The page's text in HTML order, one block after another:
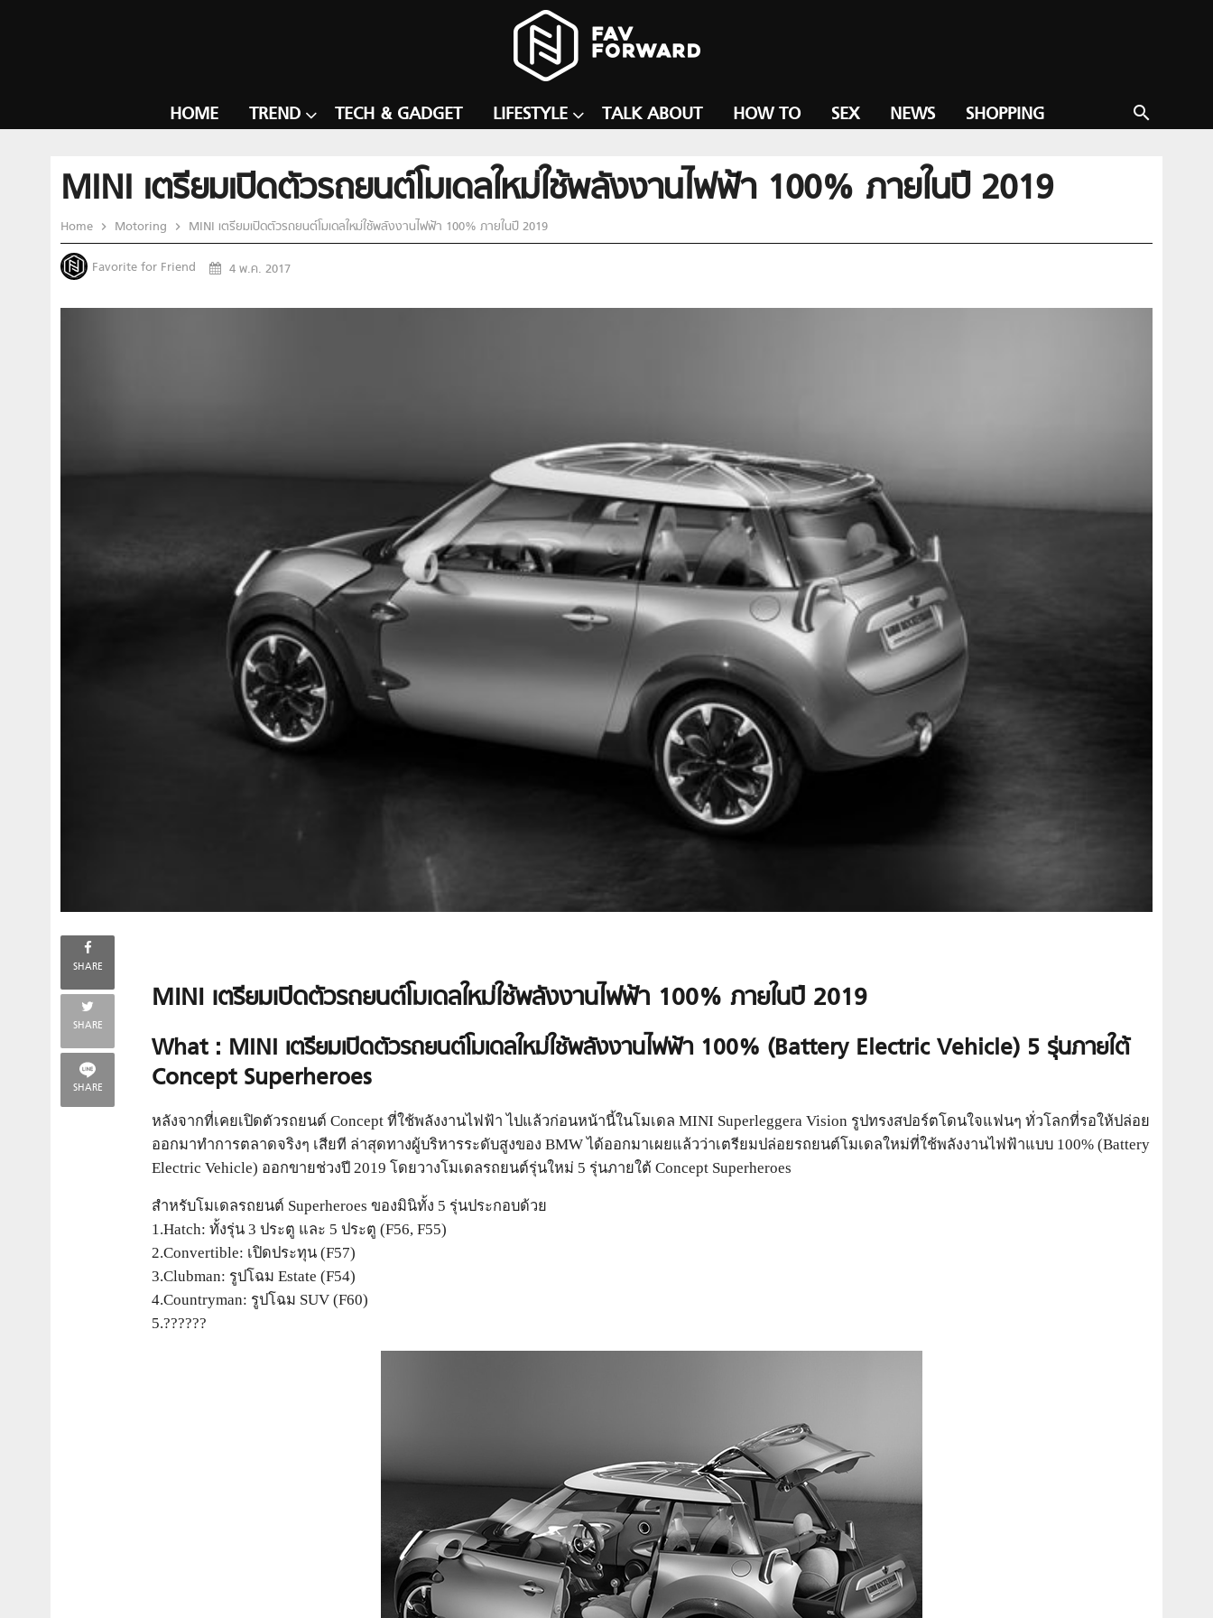
search
HOME TREND TECH & GADGET LIFESTYLE TALK ABOUT HOW TO SEX NEWS SHOPPING
MINI เตรียมเปิดตัวรถยนต์โมเดลใหม่ใช้พลังงานไฟฟ้า 100% ภายในปี 2019
Home Motoring MINI เตรียมเปิดตัวรถยนต์โมเดลใหม่ใช้พลังงานไฟฟ้า 100% ภายในปี 2019
Favorite for Friend 4 พ.ค. 2017
SHARE
SHARE
SHARE
MINI เตรียมเปิดตัวรถยนต์โมเดลใหม่ใช้พลังงานไฟฟ้า 100% ภายในปี 2019
What : MINI เตรียมเปิดตัวรถยนต์โมเดลใหม่ใช้พลังงานไฟฟ้า 100% (Battery Electric Vehicle) 5 รุ่นภายใต้
Concept Superheroes
หลังจากที่เคยเปิดตัวรถยนต์ Concept ที่ใช้พลังงานไฟฟ้า ไปแล้วก่อนหน้านี้ในโมเดล MINI Superleggera Vision รูปทรงสปอร์ตโดนใจแฟนๆ ทั่วโลกที่รอให้ปล่อย
ออกมาทำการตลาดจริงๆ เสียที ล่าสุดทางผู้บริหารระดับสูงของ BMW ได้ออกมาเผยแล้วว่าเตรียมปล่อยรถยนต์โมเดลใหม่ที่ใช้พลังงานไฟฟ้าแบบ 100% (Battery
Electric Vehicle) ออกขายช่วงปี 2019 โดยวางโมเดลรถยนต์รุ่นใหม่ 5 รุ่นภายใต้ Concept Superheroes
สำหรับโมเดลรถยนต์ Superheroes ของมินิทั้ง 5 รุ่นประกอบด้วย
1.Hatch: ทั้งรุ่น 3 ประตู และ 5 ประตู (F56, F55)
2.Convertible: เปิดประทุน (F57)
3.Clubman: รูปโฉม Estate (F54)
4.Countryman: รูปโฉม SUV (F60)
5.??????